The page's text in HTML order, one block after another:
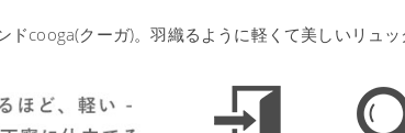
cooga(クーガ)。羽織るように軽くて美しいリュッ